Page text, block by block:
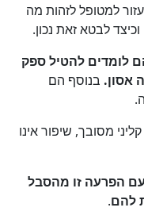
למטופל לזהות מה
לבטא זאת נכון.
לומדים להטיל ספק
אסון. בנוסף הם
מסובך, שיפור אינו
הפרעה זו מהסבל
להם.